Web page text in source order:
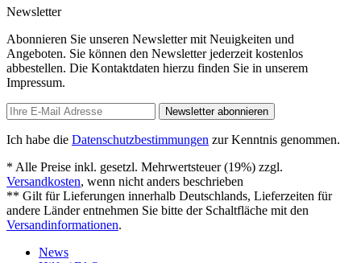
Newsletter
Abonnieren Sie unseren Newsletter mit Neuigkeiten und
Angeboten. Sie können den Newsletter jederzeit kostenlos
abbestellen. Die Kontaktdaten hierzu finden Sie in unserem
Impressum.
Newsletter abonnieren
Ich habe die Datenschutzbestimmungen zur Kenntnis genommen.
* Alle Preise inkl. gesetzl. Mehrwertsteuer (19%) zzgl.
Versandkosten, wenn nicht anders beschrieben
** Gilt für Lieferungen innerhalb Deutschlands, Lieferzeiten für
andere Länder entnehmen Sie bitte der Schaltfläche mit den
Versandinformationen.
News